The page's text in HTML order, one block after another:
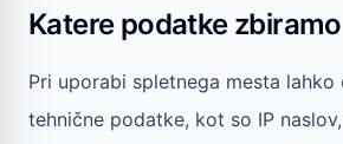
Katere podatke zbiramo
Pri uporabi spletnega mesta lahko
tehnične podatke, kot so IP